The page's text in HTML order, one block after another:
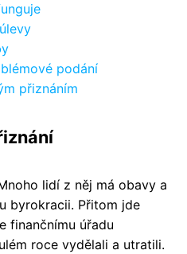
podání
přiznáním
lidí z něj má obavy a
byrokracii. Přitom jde
finančnímu úřadu
roce vydělali a utratili.